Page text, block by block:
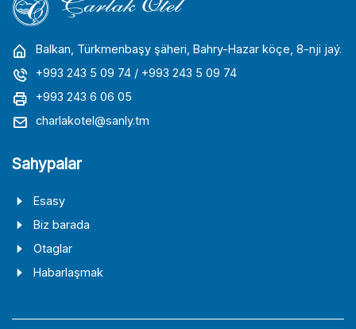
Balkan, Türkmenbaşy şäheri, Bahry-Hazar köçe, 8-nji jaý.
+993 243 5 09 74 / +993 243 5 09 74
+993 243 6 06 05
charlakotel@sanly.tm
Sahypalar
Esasy
Biz barada
Otaglar
Habarlaşmak